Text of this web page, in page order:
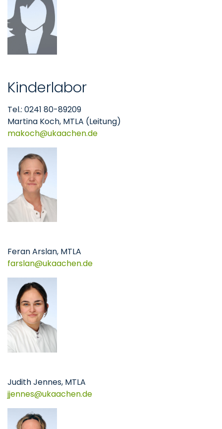
Kinderlabor
Tel.: 0241 80-89209
Martina Koch, MTLA (Leitung)
makoch
ukaachende
Feran Arslan, MTLA
farslan
ukaachende
Judith Jennes, MTLA
jjennes
ukaachende